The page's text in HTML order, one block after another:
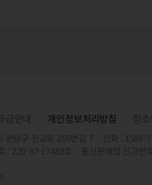
개인정보처리방침